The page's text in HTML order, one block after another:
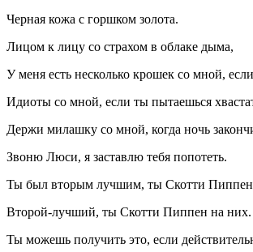
Черная кожа с горшком золота.
Лицом к лицу со страхом в облаке дыма,
У меня есть несколько крошек со мной,
Идиоты со мной, если ты пытаешься
Держи милашку со мной, когда ночь
Звоню Люси, я заставлю тебя попотеть.
Ты был вторым лучшим, ты Скотти
Второй-лучший, ты Скотти Пиппен на них.
Ты можешь получить это, если